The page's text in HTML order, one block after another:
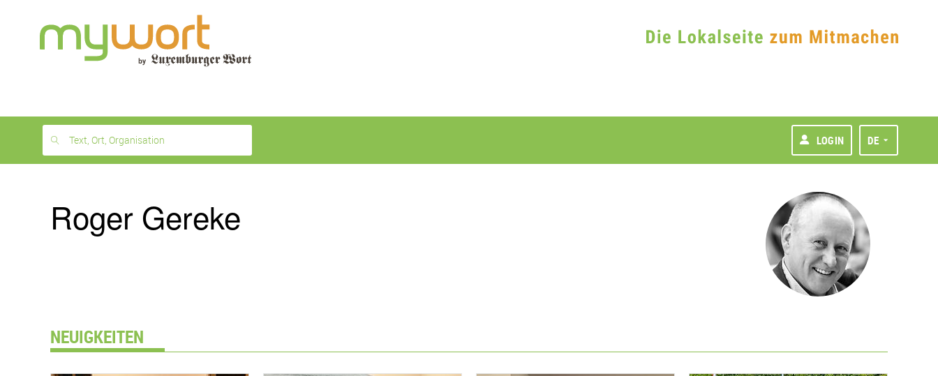
month
free
Text, Ort, Organisation LOGIN DE
Roger Gereke
NEUIGKEITEN